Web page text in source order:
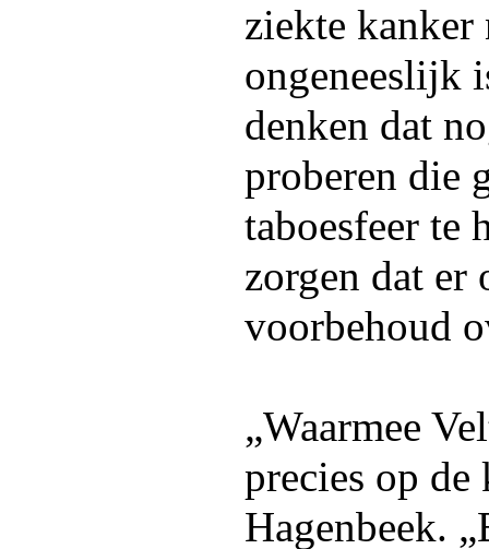
ziekte kanker
ongeneeslijk
denken dat
proberen die
taboesfeer te
zorgen dat er
voorbehoud
„Waarmee
precies op de
Hagenbeek.